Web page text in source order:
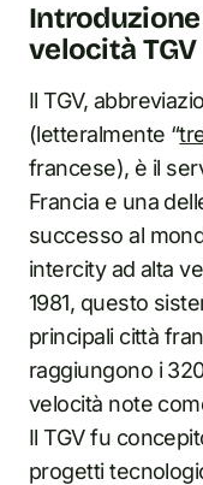
velocità TGV
Il TGV,
(letteralmente “
francese), è il
Francia e una
successo al
intercity ad alta
1981, questo
principali città
raggiungono i
velocità note
Il TGV fu
progetti